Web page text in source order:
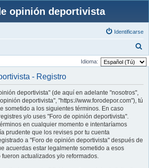
opinión deportivista
Identificarse
u
Idioma:
- Registro
deportivista" (de aquí en adelante "nosotros",
deportivista", "https://www.forodepor.com"), tú
sometido a los siguientes términos. En caso
y/o uses "Foro de opinión deportivista".
en cualquier momento e intentaríamos
prudente que los revises por tu cuenta
a "Foro de opinión deportivista" después de
acuerdas estar legalmente sometido a esos
actualizados y/o reformados.